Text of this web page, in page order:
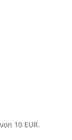
10 EUR.